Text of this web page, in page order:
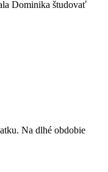
Dominika študovať
Na dlhé obdobie